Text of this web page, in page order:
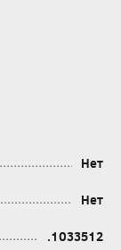
Нет
Нет
.1033512